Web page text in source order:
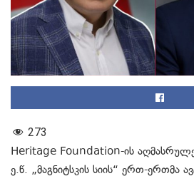
273
Heritage Foundation-ის
ე.წ. „მაგნიტსკის სიის“ ერთ-ერთმა